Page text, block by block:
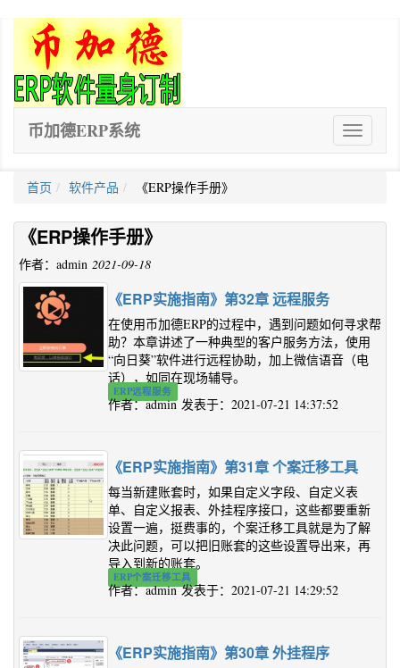
ERP
软
币加德ERP系统
首页 软件产品 《ERP操作手册》
《ERP操作手册》
作者：admin 2021-09-18
《ERP实施指南》第32章 远程服务
在使用币加德ERP的过程中，遇到问题如何寻求帮
助？本章讲述了一种典型的客户服务方法，使用
“向日葵”软件进行远程协助，加上微信语音（电
话），如同在现场辅导。
ERP远程服务
作者：admin 发表于：2021-07-21 14:37:52
《ERP实施指南》第31章 个案迁移工具
每当新建账套时，如果自定义字段、自定义表
单、自定义报表、外挂程序接口，这些都要重新
设置一遍，挺费事的，个案迁移工具就是为了解
决此问题，可以把旧账套的这些设置导出来，再
导入到新的账套。
ERP个案迁移工具
作者：admin 发表于：2021-07-21 14:29:52
《ERP实施指南》第30章 外挂程序